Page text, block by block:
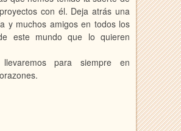
con él. Deja atrás una
y muchos amigos en todos los
este mundo que lo quieren
para siempre en